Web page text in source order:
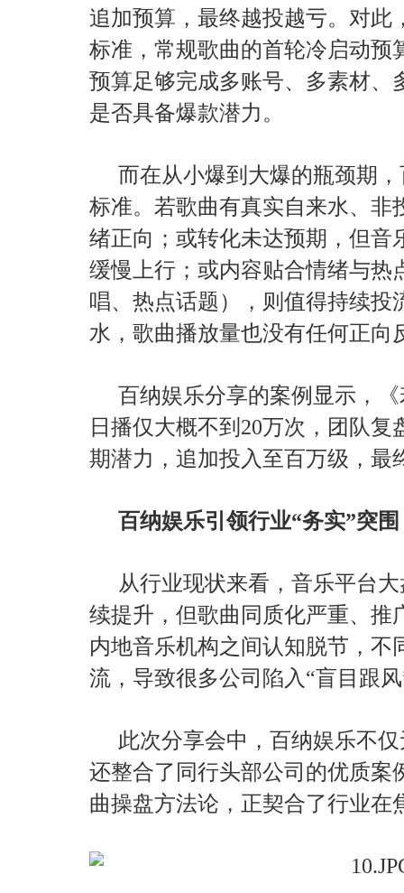
追加预算，最终越投越亏。对此
标准，常规歌曲的首轮冷启动预
预算足够完成多账号、多素材、
是否具备爆款潜力。
而在从小爆到大爆的瓶颈期
标准。若歌曲有真实自来水、非
绪正向；或转化未达预期，但音
缓慢上行；或内容贴合情绪与热
唱、热点话题），则值得持续投
水，歌曲播放量也没有任何正向
百纳娱乐分享的案例显示，
日播仅大概不到20万次，团队
期潜力，追加投入至百万级，最
百纳娱乐引领行业“务实”突围
从行业现状来看，音乐平台
续提升，但歌曲同质化严重、推
内地音乐机构之间认知脱节，不
流，导致很多公司陷入“盲目跟
此次分享会中，百纳娱乐不
还整合了同行头部公司的优质案
曲操盘方法论，正契合了行业在